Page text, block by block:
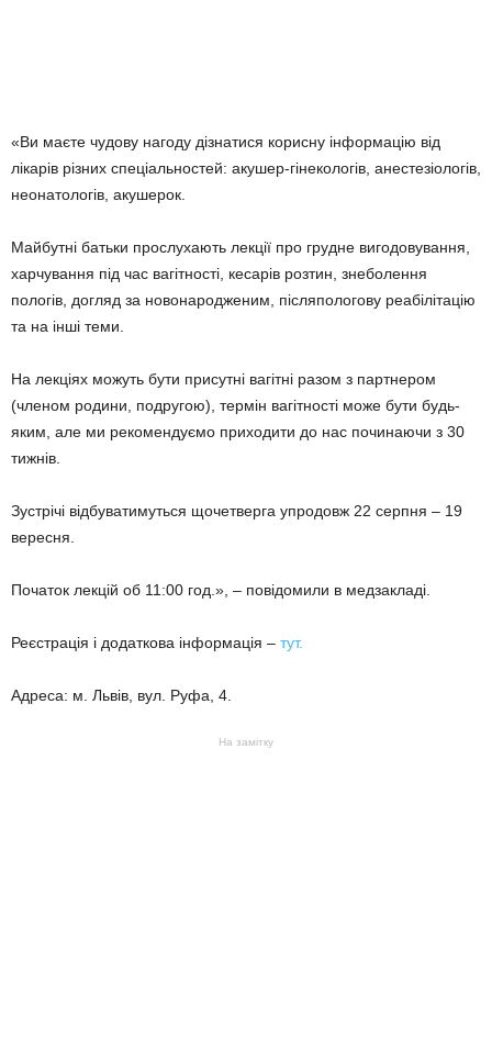
«Ви маєте чудову нагоду дізнатися корисну інформацію від
лікарів різних спеціальностей: акушер-гінекологів, анестезіологів,
неонатологів, акушерок.
Майбутні батьки прослухають лекції про грудне вигодовування,
харчування під час вагітності, кесарів розтин, знеболення
пологів, догляд за новонародженим, післяпологову реабілітацію
та на інші теми.
На лекціях можуть бути присутні вагітні разом з партнером
(членом родини, подругою), термін вагітності може бути будь-
яким, але ми рекомендуємо приходити до нас починаючи з 30
тижнів.
Зустрічі відбуватимуться щочетверга упродовж 22 серпня – 19
вересня.
Початок лекцій об 11:00 год.», – повідомили в медзакладі.
Реєстрація і додаткова інформація – тут.
Адреса: м. Львів, вул. Руфа, 4.
На замітку